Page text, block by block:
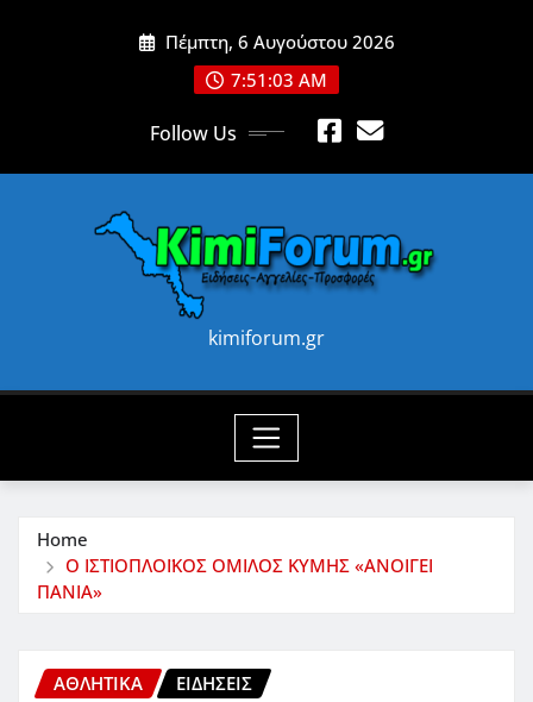
Πέμπτη, 6 Αυγούστου 2026
7:51:05 AM
Follow Us
kimiforum.gr
Home
Ο ΙΣΤΙΟΠΛΟΪΚΟΣ ΟΜΙΛΟΣ ΚΥΜΗΣ «ΑΝΟΙΓΕΙ
ΠΑΝΙΑ»
ΑΘΛΗΤΙΚΑ ΕΙΔΗΣΕΙΣ